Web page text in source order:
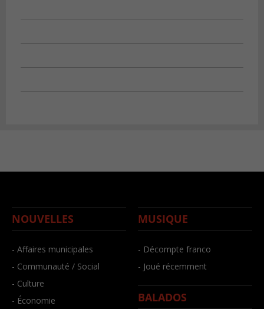
NOUVELLES
- Affaires municipales
- Communauté / Social
- Culture
- Économie
MUSIQUE
- Décompte franco
- Joué récemment
BALADOS